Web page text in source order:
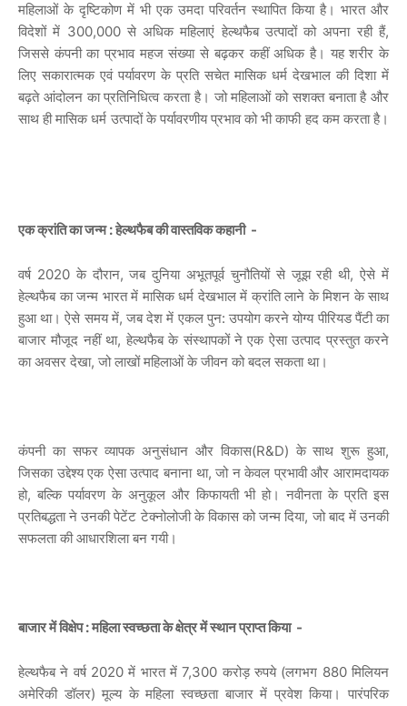
महिलाओं के दृष्टिकोण में भी एक उमदा परिवर्तन स्थापित किया है। भारत और
विदेशों में 300,000 से अधिक महिलाएं हेल्थफैब उत्पादों को अपना रही हैं,
जिससे कंपनी का प्रभाव महज संख्या से बढ़कर कहीं अधिक है। यह शरीर के
लिए सकारात्मक एवं पर्यावरण के प्रति सचेत मासिक धर्म देखभाल की दिशा में
बढ़ते आंदोलन का प्रतिनिधित्व करता है। जो महिलाओं को सशक्त बनाता है और
साथ ही मासिक धर्म उत्पादों के पर्यावरणीय प्रभाव को भी काफी हद कम करता है।
एक क्रांति का जन्म : हेल्थफैब की वास्तविक कहानी -
वर्ष 2020 के दौरान, जब दुनिया अभूतपूर्व चुनौतियों से जूझ रही थी, ऐसे में
हेल्थफैब का जन्म भारत में मासिक धर्म देखभाल में क्रांति लाने के मिशन के साथ
हुआ था। ऐसे समय में, जब देश में एकल पुन: उपयोग करने योग्य पीरियड पैंटी का
बाजार मौजूद नहीं था, हेल्थफैब के संस्थापकों ने एक ऐसा उत्पाद प्रस्तुत करने
का अवसर देखा, जो लाखों महिलाओं के जीवन को बदल सकता था।
कंपनी का सफर व्यापक अनुसंधान और विकास(R&D) के साथ शुरू हुआ,
जिसका उद्देश्य एक ऐसा उत्पाद बनाना था, जो न केवल प्रभावी और आरामदायक
हो, बल्कि पर्यावरण के अनुकूल और किफायती भी हो। नवीनता के प्रति इस
प्रतिबद्धता ने उनकी पेटेंट टेक्नोलोजी के विकास को जन्म दिया, जो बाद में उनकी
सफलता की आधारशिला बन गयी।
बाजार में विक्षेप : महिला स्वच्छता के क्षेत्र में स्थान प्राप्त किया -
हेल्थफैब ने वर्ष 2020 में भारत में 7,300 करोड़ रुपये (लगभग 880 मिलियन
अमेरिकी डॉलर) मूल्य के महिला स्वच्छता बाजार में प्रवेश किया। पारंपरिक